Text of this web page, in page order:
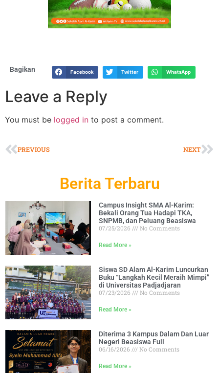
Bagikan Facebook Twitter WhatsApp
Leave a Reply
You must be logged in to post a comment.
PREVIOUS NEXT
Berita Terbaru
Campus Insight SMA Al-Karim:
Bekali Orang Tua Hadapi TKA,
SNPMB, dan Peluang Beasiswa
07/25/2026
No Comments
Read More »
Siswa SD Alam Al-Karim Luncurkan
Buku “Langkah Kecil Meraih Mimpi”
di Universitas Padjadjaran
07/23/2026
No Comments
Read More »
Diterima 3 Kampus Dalam Dan Luar
Negeri Beasiswa Full
06/16/2026
No Comments
Read More »